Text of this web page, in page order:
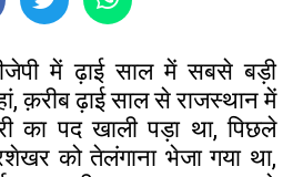
में ढ़ाई साल में सबसे बड़ी
क़रीब ढ़ाई साल से राजस्थान में
का पद खाली पड़ा था, पिछले
को तेलंगाना भेजा गया था,